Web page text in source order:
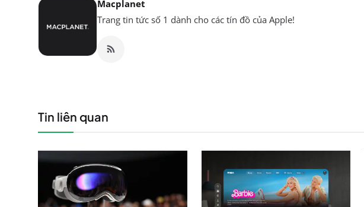
Macplanet
Trang tin tức số 1 dành cho các tín đồ của Apple!
Tin liên quan